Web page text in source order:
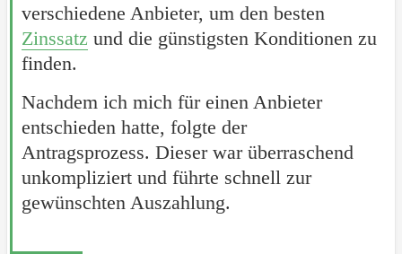
verschiedene Anbieter, um den besten
Zinssatz und die günstigsten Konditionen zu
finden.
Nachdem ich mich für einen Anbieter
entschieden hatte, folgte der
Antragsprozess. Dieser war überraschend
unkompliziert und führte schnell zur
gewünschten Auszahlung.